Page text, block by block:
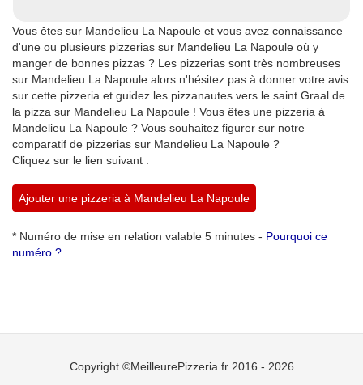
Vous êtes sur Mandelieu La Napoule et vous avez connaissance
d'une ou plusieurs pizzerias sur Mandelieu La Napoule où y
manger de bonnes pizzas ? Les pizzerias sont très nombreuses
sur Mandelieu La Napoule alors n'hésitez pas à donner votre avis
sur cette pizzeria et guidez les pizzanautes vers le saint Graal de
la pizza sur Mandelieu La Napoule ! Vous êtes une pizzeria à
Mandelieu La Napoule ? Vous souhaitez figurer sur notre
comparatif de pizzerias sur Mandelieu La Napoule ?
Cliquez sur le lien suivant :
Ajouter une pizzeria à Mandelieu La Napoule
* Numéro de mise en relation valable 5 minutes - Pourquoi ce
numéro ?
Copyright ©MeilleurePizzeria.fr 2016 - 2026